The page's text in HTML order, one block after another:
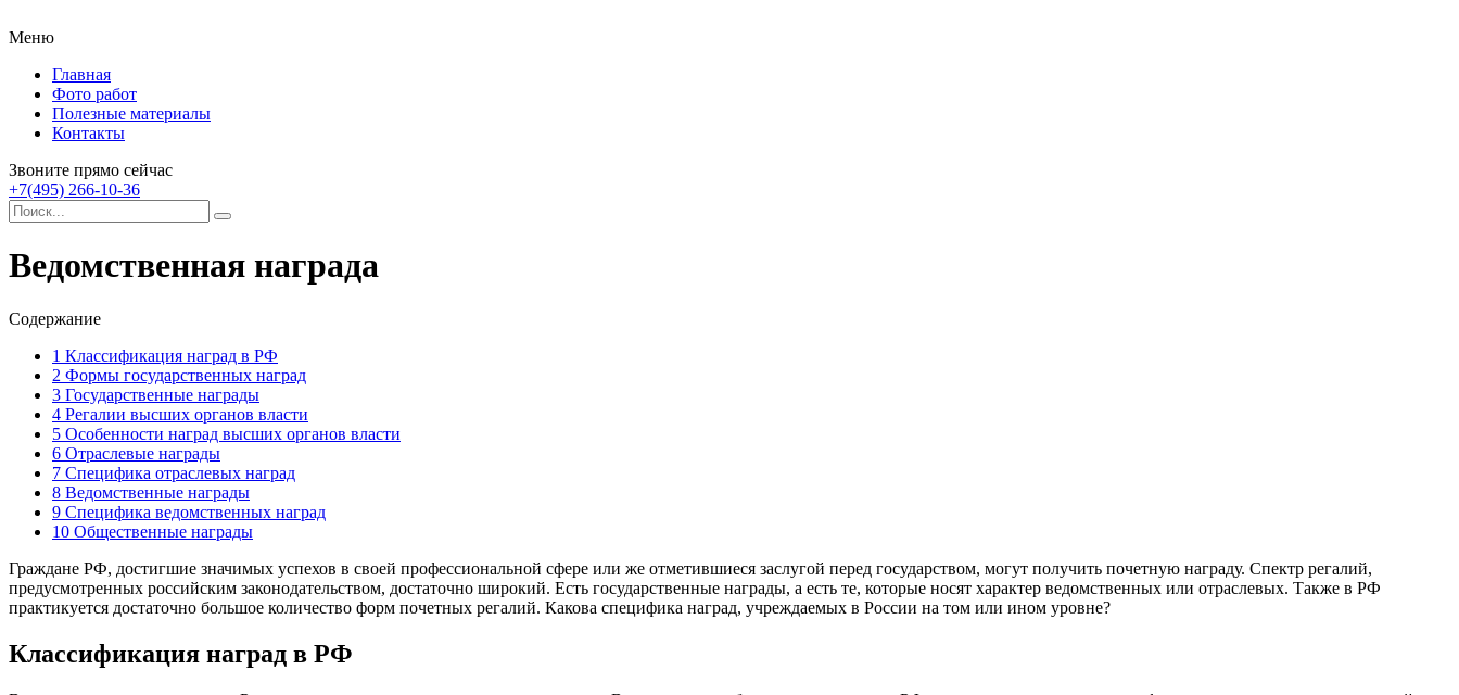
Меню
Главная
Фото работ
Полезные материалы
Контакты
Звоните прямо сейчас
+7(495) 266-10-36
Ведомственная награда
Содержание
1 Классификация наград в РФ
2 Формы государственных наград
3 Государственные награды
4 Регалии высших органов власти
5 Особенности наград высших органов власти
6 Отраслевые награды
7 Специфика отраслевых наград
8 Ведомственные награды
9 Специфика ведомственных наград
10 Общественные награды
Граждане РФ, достигшие значимых успехов в своей профессиональной сфере или же отметившиеся заслугой перед государством, могут получить почетную награду. Спектр регалий,
предусмотренных российским законодательством, достаточно широкий. Есть государственные награды, а есть те, которые носят характер ведомственных или отраслевых. Также в РФ
практикуется достаточно большое количество форм почетных регалий. Какова специфика наград, учреждаемых в России на том или ином уровне?
Классификация наград в РФ